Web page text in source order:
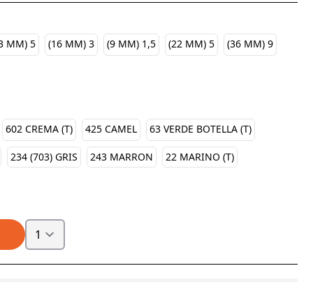
MM) 5 (16 MM) 3 (9 MM) 1,5 (22 MM) 5 (36 MM) 9
602 CREMA (T) 425 CAMEL 63 VERDE BOTELLA (T)
234 (703) GRIS 243 MARRON
22 MARINO (T)